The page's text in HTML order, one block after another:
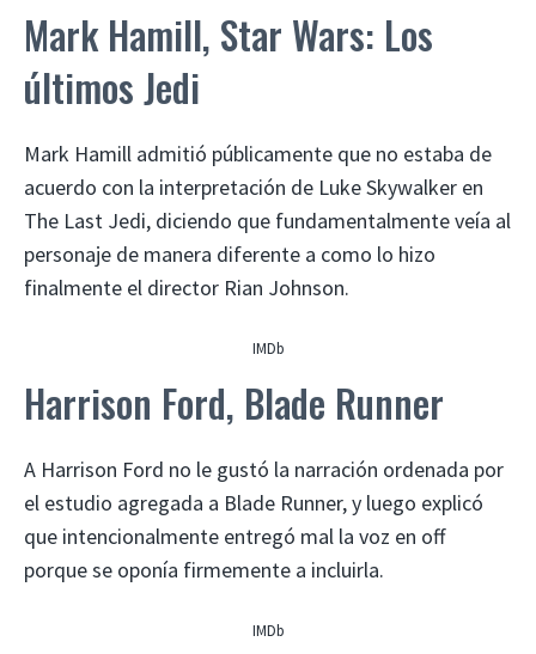
Mark Hamill, Star Wars: Los
últimos Jedi
Mark Hamill admitió públicamente que no estaba de
acuerdo con la interpretación de Luke Skywalker en
The Last Jedi, diciendo que fundamentalmente veía al
personaje de manera diferente a como lo hizo
finalmente el director Rian Johnson.
IMDb
Harrison Ford, Blade Runner
A Harrison Ford no le gustó la narración ordenada por
el estudio agregada a Blade Runner, y luego explicó
que intencionalmente entregó mal la voz en off
porque se oponía firmemente a incluirla.
IMDb